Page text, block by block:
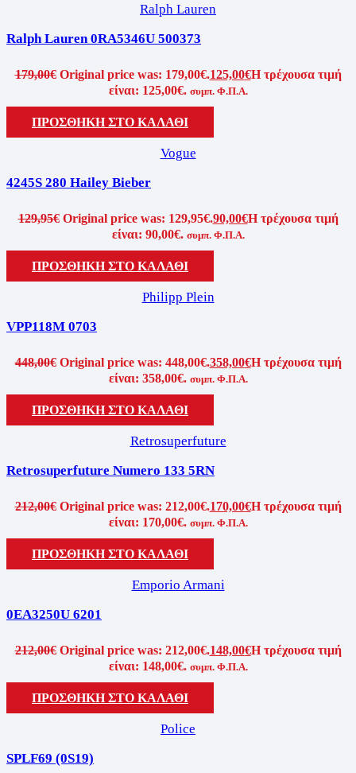
Ralph Lauren
Ralph Lauren 0RA5346U 500373
179,00€ Original price was: 179,00€.125,00€Η τρέχουσα τιμή
είναι: 125,00€. συμπ. Φ.Π.Α.
ΠΡΟΣΘΗΚΗ ΣΤΟ ΚΑΛΑΘΙ
Vogue
4245S 280 Hailey Bieber
129,95€ Original price was: 129,95€.90,00€Η τρέχουσα τιμή
είναι: 90,00€. συμπ. Φ.Π.Α.
ΠΡΟΣΘΗΚΗ ΣΤΟ ΚΑΛΑΘΙ
Philipp Plein
VPP118M 0703
448,00€ Original price was: 448,00€.358,00€Η τρέχουσα τιμή
είναι: 358,00€. συμπ. Φ.Π.Α.
ΠΡΟΣΘΗΚΗ ΣΤΟ ΚΑΛΑΘΙ
Retrosuperfuture
Retrosuperfuture Numero 133 5RN
212,00€ Original price was: 212,00€.170,00€Η τρέχουσα τιμή
είναι: 170,00€. συμπ. Φ.Π.Α.
ΠΡΟΣΘΗΚΗ ΣΤΟ ΚΑΛΑΘΙ
Emporio Armani
0EA3250U 6201
212,00€ Original price was: 212,00€.148,00€Η τρέχουσα τιμή
είναι: 148,00€. συμπ. Φ.Π.Α.
ΠΡΟΣΘΗΚΗ ΣΤΟ ΚΑΛΑΘΙ
Police
SPLF69 (0S19)